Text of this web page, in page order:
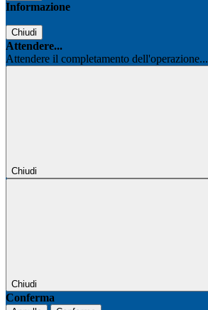
Informazione
Chiudi
Attendere...
Attendere il completamento dell'operazione...
Chiudi
Chiudi
Conferma